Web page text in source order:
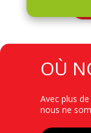
TITRE
OÙ
Contenu
Avec plus
nous ne